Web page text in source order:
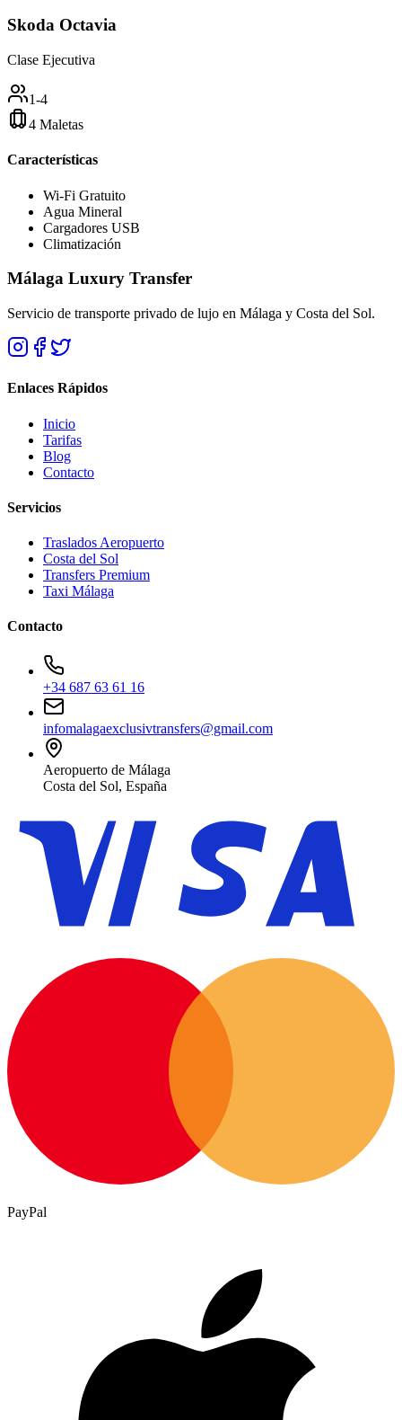
Skoda Octavia
Clase Ejecutiva
1-4
4 Maletas
Características
Wi-Fi Gratuito
Agua Mineral
Cargadores USB
Climatización
Málaga Luxury Transfer
Servicio de transporte privado de lujo en Málaga y Costa del Sol.
Enlaces Rápidos
Inicio
Tarifas
Blog
Contacto
Servicios
Traslados Aeropuerto
Costa del Sol
Transfers Premium
Taxi Málaga
Contacto
+34 687 63 61 16
infomalagaexclusivtransfers@gmail.com
Aeropuerto de Málaga
Costa del Sol, España
PayPal